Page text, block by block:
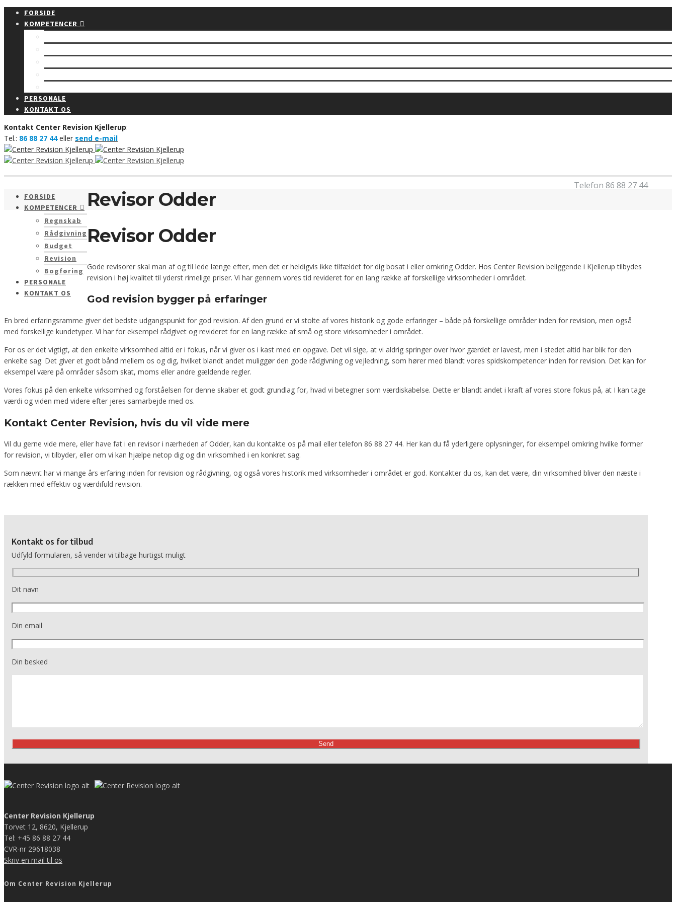
FORSIDE
KOMPETENCER
PERSONALE
KONTAKT OS
Kontakt Center Revision Kjellerup:
Tel.: 86 88 27 44eller send e-mail
Telefon 86 88 27 44
FORSIDE
KOMPETENCER
Regnskab
Rådgivning
Budget
Revision
Bogføring
PERSONALE
KONTAKT OS
Revisor Odder
Revisor Odder
Gode revisorer skal man af og til lede længe efter, men det er heldigvis ikke tilfældet for dig bosat i eller omkring Odder. Hos Center Revision beliggende i Kjellerup tilbydes
revision i høj kvalitet til yderst rimelige priser. Vi har gennem vores tid revideret for en lang række af forskellige virksomheder i området.
God revision bygger på erfaringer
En bred erfaringsramme giver det bedste udgangspunkt for god revision. Af den grund er vi stolte af vores historik og gode erfaringer – både på forskellige områder inden for revision, men også
med forskellige kundetyper. Vi har for eksempel rådgivet og revideret for en lang række af små og store virksomheder i området.
For os er det vigtigt, at den enkelte virksomhed altid er i fokus, når vi giver os i kast med en opgave. Det vil sige, at vi aldrig springer over hvor gærdet er lavest, men i stedet altid har blik for den
enkelte sag. Det giver et godt bånd mellem os og dig, hvilket blandt andet muliggør den gode rådgivning og vejledning, som hører med blandt vores spidskompetencer inden for revision. Det kan for
eksempel være på områder såsom skat, moms eller andre gældende regler.
Vores fokus på den enkelte virksomhed og forståelsen for denne skaber et godt grundlag for, hvad vi betegner som værdiskabelse. Dette er blandt andet i kraft af vores store fokus på, at I kan tage
værdi og viden med videre efter jeres samarbejde med os.
Kontakt Center Revision, hvis du vil vide mere
Vil du gerne vide mere, eller have fat i en revisor i nærheden af Odder, kan du kontakte os på mail eller telefon 86 88 27 44. Her kan du få yderligere oplysninger, for eksempel omkring hvilke former
for revision, vi tilbyder, eller om vi kan hjælpe netop dig og din virksomhed i en konkret sag.
Som nævnt har vi mange års erfaring inden for revision og rådgivning, og også vores historik med virksomheder i området er god. Kontakter du os, kan det være, din virksomhed bliver den næste i
rækken med effektiv og værdifuld revision.
Kontakt os for tilbud
Udfyld formularen, så vender vi tilbage hurtigst muligt
Dit navn
Din email
Din besked
Center Revision Kjellerup
Torvet 12, 8620, Kjellerup
Tel: +45 86 88 27 44
CVR-nr 29618038
Skriv en mail til os
Om Center Revision Kjellerup